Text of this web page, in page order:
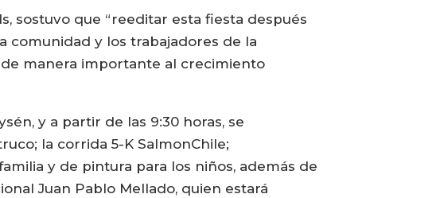
sostuvo que “reeditar esta fiesta después
comunidad y los trabajadores de la
manera importante al crecimiento
y a partir de las 9:30 horas, se
la corrida 5-K SalmonChile;
y de pintura para los niños, además de
Juan Pablo Mellado, quien estará